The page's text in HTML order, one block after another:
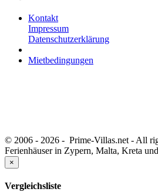
Kontakt
Impressum
Datenschutzerklärung
Mietbedingungen
© 2006 - 2026 - Prime-Villas.net - All
Ferienhäuser in Zypern, Malta, Kreta
×
Vergleichsliste